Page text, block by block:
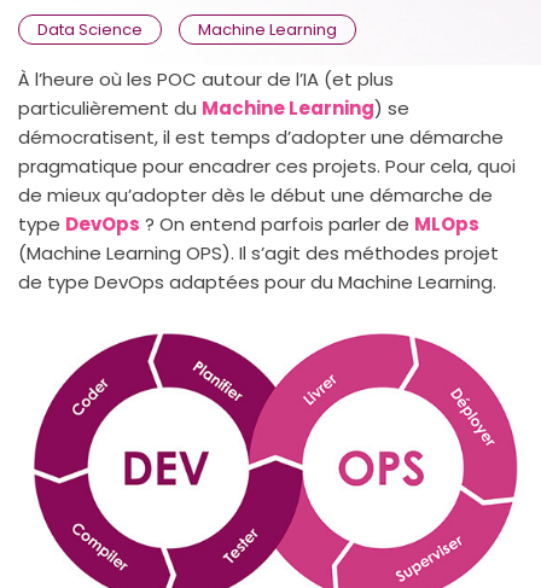
Data Science Machine Learning
À l’heure où les POC autour de l’IA (et plus
particulièrement du Machine Learning) se
démocratisent, il est temps d’adopter une démarche
pragmatique pour encadrer ces projets. Pour cela, quoi
de mieux qu’adopter dès le début une démarche de
type DevOps ? On entend parfois parler de MLOps
(Machine Learning OPS). Il s’agit des méthodes projet
de type DevOps adaptées pour du Machine Learning.